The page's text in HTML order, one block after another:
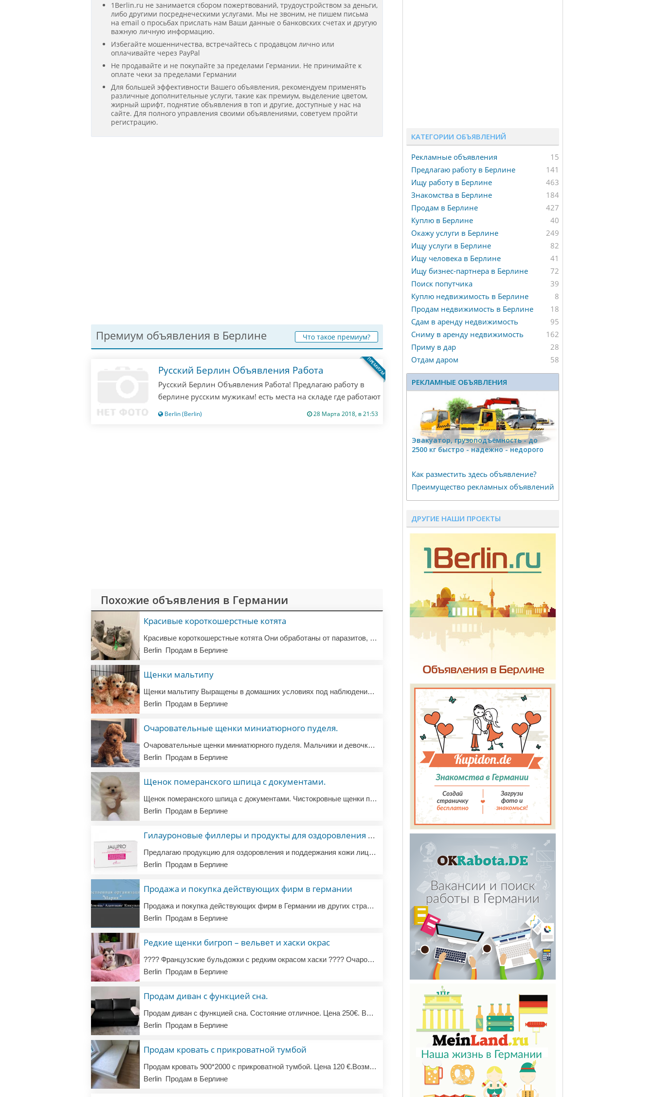
1Berlin.ru не занимается сбором пожертвований, трудоустройством за деньги,
либо другими посреднеческими услугами. Мы не звоним, не пишем письма
на email о просьбах прислать нам Ваши данные о банковских счетах и другую
важную личную информацию.
Избегайте мошенничества, встречайтесь с продавцом лично или
оплачивайте через PayPal
Не продавайте и не покупайте за пределами Германии. Не принимайте к
оплате чеки за пределами Германии
Для большей эффективности Вашего объявления, рекомендуем применять
различные дополнительные услуги, такие как премиум, выделение цветом,
жирный шрифт, поднятие объявления в топ и другие, доступные у нас на
сайте. Для полного управления своими объявлениями, советуем пройти
регистрацию.
Премиум объявления в Берлине Что такое премиум?
ПРЕМИУМ
Русский Берлин Объявления Работа
Русский Берлин Объявления Работа! Предлагаю работу в
берлине русским мужикам! есть места на складе где работают
одни русские! Пишите мне все расскажу! если не ответил
Berlin (Berlin) 28 Марта 2018, в 21:53
Похожие объявления в Германии
Красивые короткошерстные котята
Красивые короткошерстные котята Они обработаны от паразитов, осмотрены ветеринаром, полностью привиты, чипированы и имеют пакет для котят со всей документацией, когда отправляются в новые дома. Для получения дополнительной информации свяжитесь с нами через WHATSAPP/VIBER +491630353228
Berlin Продам в Берлине
Щенки мальтипу
Щенки мальтипу Выращены в домашних условиях под наблюдением профессионального ветеринара. Щенки жизнерадостны и всегда готовы играть и общаться. Правильно вакцинированы и обработаны от паразитов. WhatsApp / Viber +491630353228
Berlin Продам в Берлине
Очаровательные щенки миниатюрного пуделя.
Очаровательные щенки миниатюрного пуделя. Мальчики и девочки миниатюрного пуделя, 12 недель, готовы к переезду в новый дом. Эти щенки хорошо ведут себя с детьми и другими животными. Они находятся под наблюдением ветеринара и имеют все документы, включая родословную. Надеюсь на скорый ответ. WHATSAPP...
Berlin Продам в Берлине
Щенок померанского шпица с документами.
Щенок померанского шпица с документами. Чистокровные щенки померанского шпица для настоящих любителей животных. Эти щенки выращены моей женой, которая является ветеринарным врачом. У них есть все необходимые документы для поездки в любую часть Европы. Пожалуйста, свяжитесь со мной для получения допо...
Berlin Продам в Берлине
Гилауроновые филлеры и продукты для оздоровления кожи
Предлагаю продукцию для оздоровления и поддержания кожи лица.Гилауроновые филлеры, анестетики,коллаген,витаминные комплексы и крема для разглаживания морщин, восстановления и упругости кожи. Заказы от 300€ доставка в Районы Шарлотенбург, Вильмерсдорф, Шпандау и Митте бесплатно в течении 2 часов. В о...
Berlin Продам в Берлине
Продажа и покупка действующих фирм в германии
Продажа и покупка действующих фирм в Германии ив других странах Европы с налоговыми (в том числе включающим налог на добавленную стоимость) номерами и банковскими счетами, а также с таможенной регистрационной идентификацией (возможность импорта/экспорта). На рынке: от 6 месяцев до 8 лет. Область дея...
Berlin Продам в Берлине
Редкие щенки бигроп – вельвет и хаски окрас
???? Французские бульдожки с редким окрасом хаски ???? Очаровательные щенки французского бульдога с необычным, редким окрасом хаски ищут любящие дома! ❤️ ???? Дата рождения: 15 августа 2025 года Щенки уже получили первую прививку, обработаны от паразитов и полностью готовы к переезду. ???? В наличии...
Berlin Продам в Берлине
Продам диван с функцией сна.
Продам диван с функцией сна. Состояние отличное. Цена 250€. Возможно доставка. Дополнительные вопросы пожалуйста WhatsApp
Berlin Продам в Берлине
Продам кровать с прикроватной тумбой
Продам кровать 900*2000 с прикроватной тумбой. Цена 120 €.Возможна доставка Пишите WhatsApp.
Berlin Продам в Берлине
КАТЕГОРИИ ОБЪЯВЛЕНИЙ
Рекламные объявления
15
Предлагаю работу в Берлине
141
Ищу работу в Берлине
463
Знакомства в Берлине
184
Продам в Берлине
427
Куплю в Берлине
40
Окажу услуги в Берлине
249
Ищу услуги в Берлине
82
Ищу человека в Берлине
41
Ищу бизнес-партнера в Берлине
72
Поиск попутчика
39
Куплю недвижимость в Берлине
8
Продам недвижимость в Берлине
18
Сдам в аренду недвижимость
95
Сниму в аренду недвижимость
162
Приму в дар
28
Отдам даром
58
РЕКЛАМНЫЕ ОБЪЯВЛЕНИЯ
Эвакуатор, гpузоподъёмность - дo
2500 кг быстро - надeжно - недорого
Как разместить здесь объявление?
Преимущество рекламных объявлений
ДРУГИЕ НАШИ ПРОЕКТЫ